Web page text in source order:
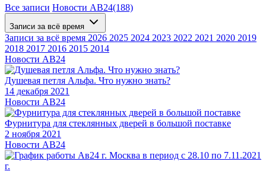
Все записи Новости АВ24(188)
Записи за всё время
Записи за всё время 2026 2025 2024 2023 2022 2021 2020 2019
2018 2017 2016 2015 2014
Новости АВ24
Душевая петля Альфа. Что нужно знать?
14 декабря 2021
Новости АВ24
Фурнитура для стеклянных дверей в большой поставке
2 ноября 2021
Новости АВ24